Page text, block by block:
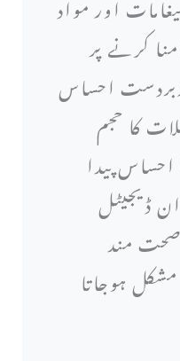
کرنے پر
احساس
کا حجم
پیدا
ڈیجیٹل
مند
مشکل ہوجاتا